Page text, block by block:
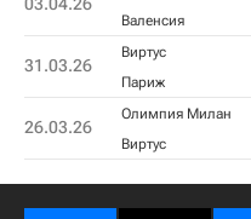
Валенсия
31.03.26
Виртус
Париж
26.03.26
Олимпия Милан
Виртус